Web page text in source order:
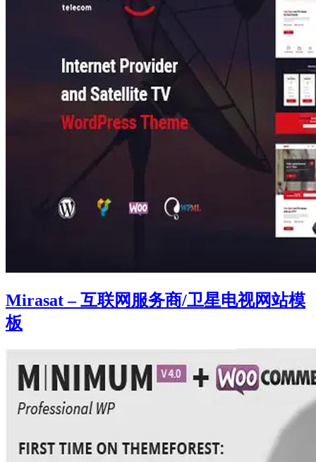
Mirasat – 互联网服务商/卫星电视网站模
板